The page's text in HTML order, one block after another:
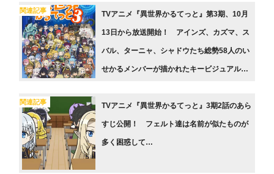
関連記事 TVアニメ『異世界かるてっと』第3期、10月
13日から放送開始！ アインズ、カズマ、ス
バル、ターニャ、シャドウたち総勢58人のい
せかるメンバーが描かれたキービジュアルも
関連記事 TVアニメ『異世界かるてっと』3期2話のあら
すじ公開！ フェルト達は名前が似たものが
多く困惑して…